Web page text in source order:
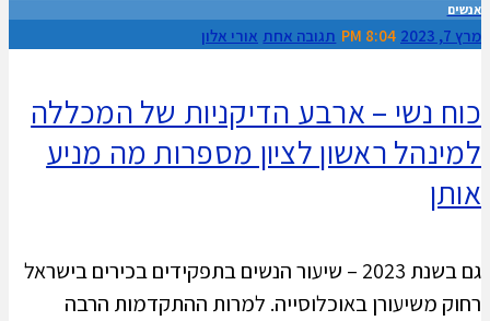
אנשים
מרץ 7, 2023 8:04 PM תגובה אחת אורי אלון
כוח נשי – ארבע הדיקניות של המכללה
למינהל ראשון לציון מספרות מה מניע
אותן
גם בשנת 2023 – שיעור הנשים בתפקידים בכירים בישראל
רחוק משיעורן באוכלוסייה. למרות ההתקדמות הרבה